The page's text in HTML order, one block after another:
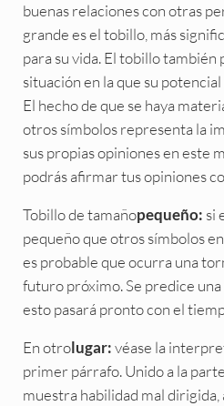
buenas relaciones con otras
grande es el tobillo, más
para su vida. El tobillo
situación en la que su
El hecho de que se haya
otros símbolos representa la
sus propias opiniones en este
podrás afirmar tus opiniones
Tobillo de tamañopequeño: si
pequeño que otros símbolos
es probable que ocurra una
futuro próximo. Se predice
esto pasará pronto con el
En otrolugar: véase la
primer párrafo. Unido a la
muestra habilidad mal dirigida,